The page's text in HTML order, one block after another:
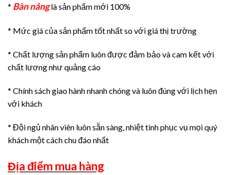
* Bàn nânglà sản phẩm mới 100%
* Mức giá của sản phẩm tốt nhất so với giá thị trường
* Chất lượng sản phẩm luôn được đảm bảo và cam kết với
chất lương như quảng cáo
* Chính sách giao hành nhanh chóng và luôn đúng với lịch hẹn
với khách
* Đội ngủ nhân viên luôn sẵn sàng, nhiệt tình phục vụ mọi quý
khách một cách chu đáo nhất
Địa điểm mua hàng